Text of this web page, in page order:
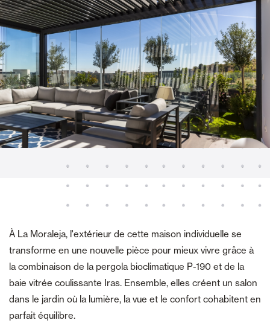
À La Moraleja, l'extérieur de cette maison individuelle se
transforme en une nouvelle pièce pour mieux vivre grâce à
la combinaison de la pergola bioclimatique P-190 et de la
baie vitrée coulissante Iras. Ensemble, elles créent un salon
dans le jardin où la lumière, la vue et le confort cohabitent en
parfait équilibre.